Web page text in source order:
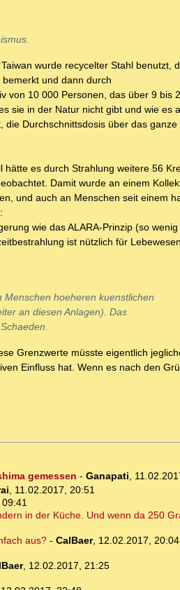
wurde recycelter Stahl
und dann durch
von 10 000 Personen, das über 9 bis
sie in der Natur nicht gibt und wie es
Durchschnittsdosis über das
es durch Strahlung weitere 56
Damit wurde an einem
und auch an Menschen seit einem
wie das ALARA-Prinzip (so
ist nützlich für
hoeheren kuenstlichen
an diesen Anlagen). Das
Grenzwerte müsste eigentlich
Einfluss hat. Wenn es nach den
gemessen - Ganapati,
, 11.02.2017, 20:51
09:41
in der Küche. Und wenn da 250
aus?- CalBaer, 12.02.2017, 20:04
, 12.02.2017, 21:25